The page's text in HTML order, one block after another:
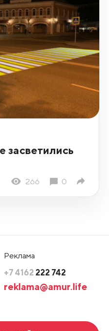
засветились
266 0
Реклама
+7 4162 222 742
reklama@amur.life